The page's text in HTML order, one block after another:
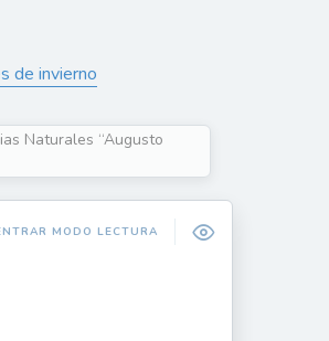
de invierno
Naturales “Augusto
MODO LECTURA